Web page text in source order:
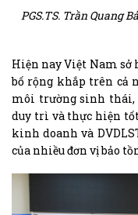
PGS.TS. Trần Quang
Hiện nay Việt Nam sở
bố rộng khắp trên cả
môi trường sinh thái,
duy trì và thực hiện
kinh doanh và
của nhiều đơn vị bảo